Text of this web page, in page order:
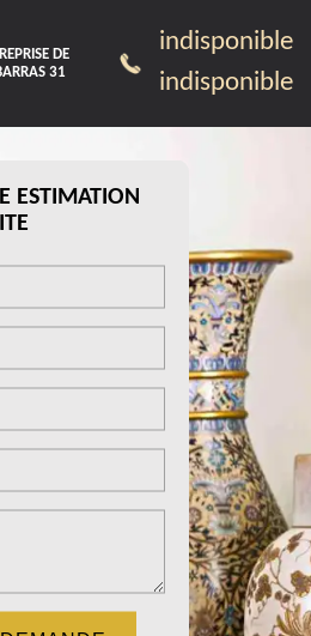
DE
31
indisponible
indisponible
ESTIMATION